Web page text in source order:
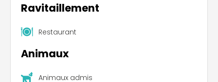
Ravitaillement
Restaurant
Animaux
Animaux admis